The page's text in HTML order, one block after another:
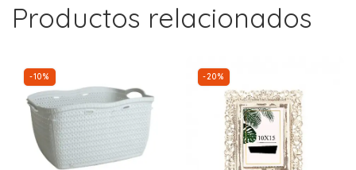
Productos relacionados
-10% -20%